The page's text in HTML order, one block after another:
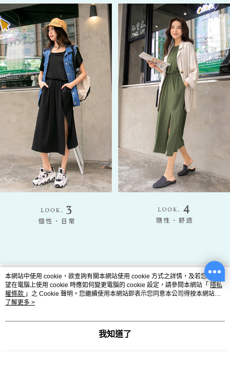
本網站中使用 cookie，欲查詢有關本網站使用 cookie 方式之詳情，及若您不希
望在電腦上使用 cookie 時應如何變更電腦的 cookie 設定，請參閱本網站「 隱私
權條款 」之 Cookie 聲明。您繼續使用本網站即表示您同意本公司得按本網站使
用條款之 Cookie 聲明使用 cookie。
了解更多 >
我知道了